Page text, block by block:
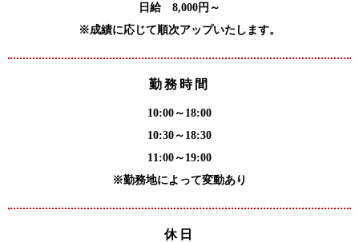
日給 8,000円～
※成績に応じて順次アップいたします。
勤務時間
10:00～18:00
10:30～18:30
11:00～19:00
※勤務地によって変動あり
休日